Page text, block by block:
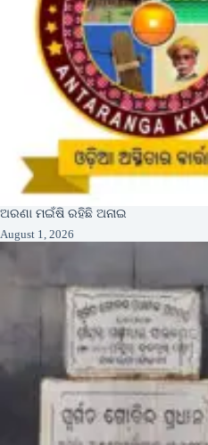
ଅରଣା ମଇଁଷି ରହିଛି ଅନାଇ
August 1, 2026